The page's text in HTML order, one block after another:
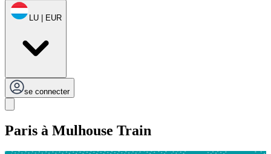
LU | EUR
se connecter
Paris à Mulhouse Train